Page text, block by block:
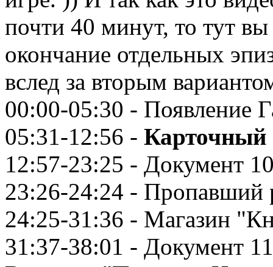
почти 40 минут, то тут
окончание отдельных
вслед за вторым
00:00-05:30 - Появление
05:31-12:56 - Карточный
12:57-23:25 - Документ
23:26-24:24 - Пропавший
24:25-31:36 - Магазин
31:37-38:01 - Документ